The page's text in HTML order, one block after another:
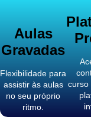
Aulas
Gravadas
Flexibilidade para
assistir às aulas
no seu próprio
ritmo.
curso